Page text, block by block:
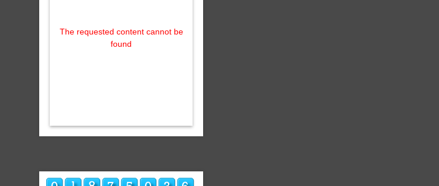
The requested content cannot be
found